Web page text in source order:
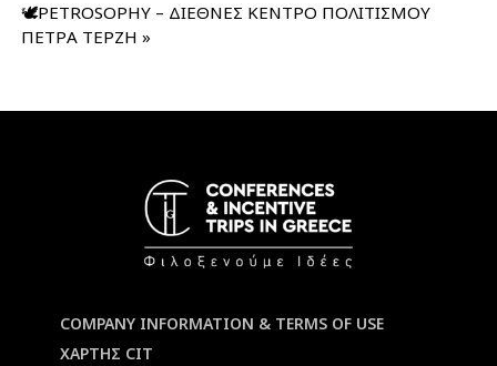
🕊️PETROSOPHY – ΔΙΕΘΝΕΣ ΚΕΝΤΡΟ ΠΟΛΙΤΙΣΜΟΥ
ΠΕΤΡΑ ΤΕΡΖΗ »
COMPANY INFORMATION & TERMS OF USE
ΧΑΡΤΗΣ CIT